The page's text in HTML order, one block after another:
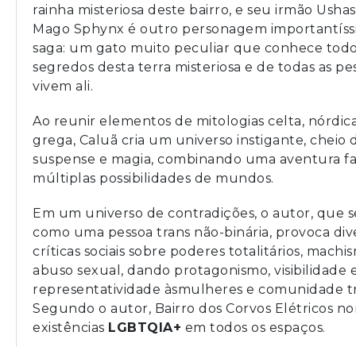
rainha misteriosa deste bairro, e seu irmão
Mago Sphynx é outro personagem
saga: um gato muito peculiar que conhece
segredos desta terra misteriosa e de todas as
vivem ali.
Ao reunir elementos de mitologias celta,
grega, Caluã cria um universo instigante, cheio
suspense e magia, combinando uma aventura
múltiplas possibilidades de mundos.
Em um universo de contradições, o autor, que
como uma pessoa trans não-binária, provoca
críticas sociais sobre poderes totalitários,
abuso sexual, dando protagonismo, visibilidade
representatividade àsmulheres e comunidade
Segundo o autor, Bairro dos Corvos Elétricos
existências LGBTQIA+ em todos os espaços.